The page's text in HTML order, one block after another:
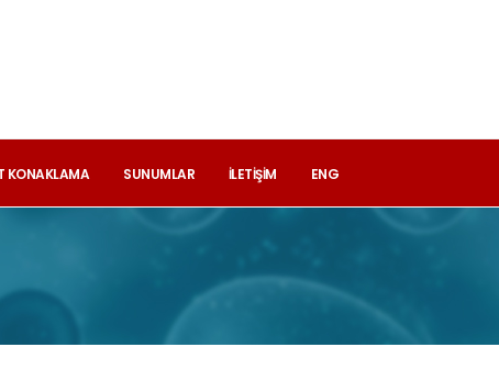
KONAKLAMA SUNUMLAR İLETIŞIM ENG